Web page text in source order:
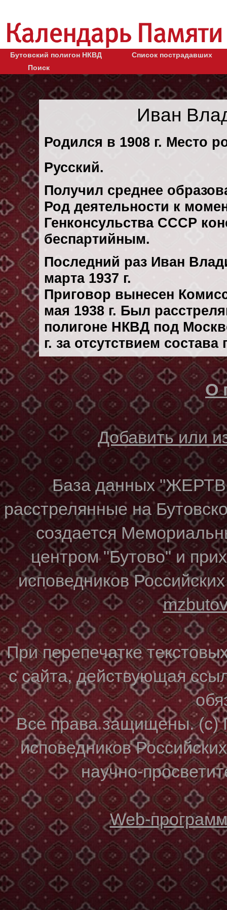
Бутовский полигон НКВД
Список пострадавших
Поиск
Иван
Родился в 1908 г. Место
Русский.
Получил среднее
Род деятельности к
Генконсульства СССР
беспартийным.
Последний раз Иван
марта 1937 г.
Приговор вынесен
мая 1938 г. Был
полигоне НКВД под
г. за отсутствием
О
Добавить или
База данных
расстрелянные на
создается
центром "Бутово" и
исповедников
При перепечатке
с сайта, действующая
Все права защищены. (с)
исповедников
научно-
Web-